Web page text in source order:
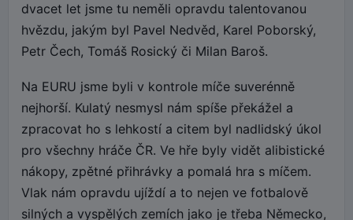
dvacet let jsme tu neměli opravdu talentovanou
hvězdu, jakým byl Pavel Nedvěd, Karel Poborský,
Petr Čech, Tomáš Rosický či Milan Baroš.
Na EURU jsme byli v kontrole míče suverénně
nejhorší. Kulatý nesmysl nám spíše překážel a
zpracovat ho s lehkostí a citem byl nadlidský úkol
pro všechny hráče ČR. Ve hře byly vidět alibistické
nákopy, zpětné přihrávky a pomalá hra s míčem.
Vlak nám opravdu ujíždí a to nejen ve fotbalově
silných a vyspělých zemích jako je třeba Německo,